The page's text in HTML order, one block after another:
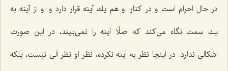
در حال احرام است و در كنار او هم یك آینه قرار دارد و او از آینه به
یك سمت نگاه مى‌كند كه اصلًا آینه را نمى‌بیند، در این صورت
اشكالى ندارد. در اینجا نظر به آینه نكرده، نظر او نظر آلى نیست، بلكه